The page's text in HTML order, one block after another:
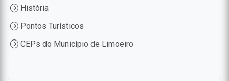
História
Pontos Turísticos
CEPs do Município de Limoeiro